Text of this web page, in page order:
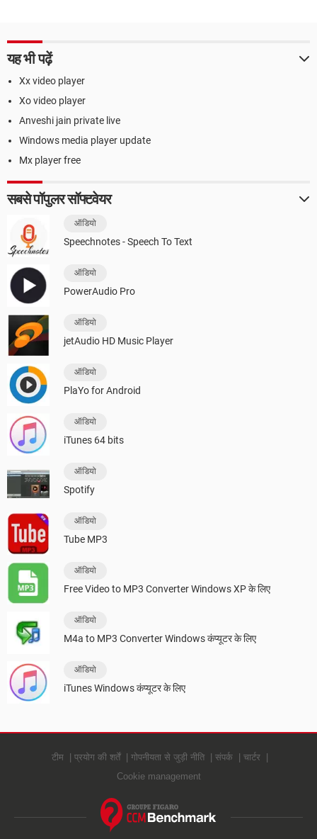
यह भी पढ़ें
Xx video player
Xo video player
Anveshi jain private live
Windows media player update
Mx player free
सबसे पॉपुलर सॉफ्टवेयर
ऑडियो
Speechnotes - Speech To Text
ऑडियो
PowerAudio Pro
ऑडियो
jetAudio HD Music Player
ऑडियो
PlaYo for Android
ऑडियो
iTunes 64 bits
ऑडियो
Spotify
ऑडियो
Tube MP3
ऑडियो
Free Video to MP3 Converter Windows XP के लिए
ऑडियो
M4a to MP3 Converter Windows कंप्यूटर के लिए
ऑडियो
iTunes Windows कंप्यूटर के लिए
टीम प्रयोग की शर्तें गोपनीयता से जुड़ी नीति संपर्क
चार्टर
Cookie management